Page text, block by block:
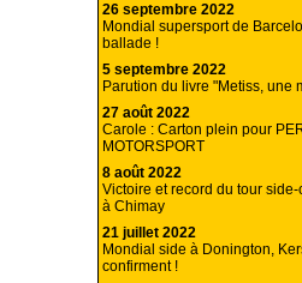
26 septembre 2022
Mondial supersport de
ballade !
5 septembre 2022
Parution du livre "Metiss, une
27 août 2022
Carole : Carton plein pour
MOTORSPORT
8 août 2022
Victoire et record du tour
à Chimay
21 juillet 2022
Mondial side à Donington,
confirment !